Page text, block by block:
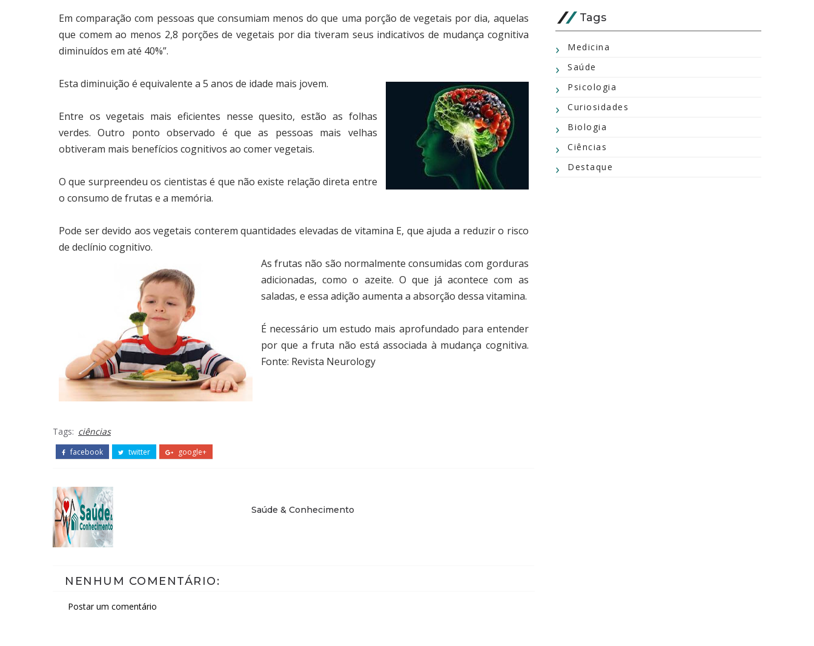
Em comparação com pessoas que consumiam menos do que uma porção de vegetais por dia, aquelas
que comem ao menos 2,8 porções de vegetais por dia tiveram seus indicativos de mudança cognitiva
diminuídos em até 40%”.
Esta diminuição é equivalente a 5 anos de idade mais jovem.
Entre os vegetais mais eficientes nesse quesito, estão as folhas
verdes. Outro ponto observado é que as pessoas mais velhas
obtiveram mais benefícios cognitivos ao comer vegetais.
O que surpreendeu os cientistas é que não existe relação direta entre
o consumo de frutas e a memória.
Pode ser devido aos vegetais conterem quantidades elevadas de vitamina E, que ajuda a reduzir o risco
de declínio cognitivo.
As frutas não são normalmente consumidas com gorduras
adicionadas, como o azeite. O que já acontece com as
saladas, e essa adição aumenta a absorção dessa vitamina.
É necessário um estudo mais aprofundado para entender
por que a fruta não está associada à mudança cognitiva.
Fonte: Revista Neurology
Tags: ciências
facebook twitter google+
Saúde & Conhecimento
NENHUM COMENTÁRIO:
Postar um comentário
Tags
Medicina
Saúde
Psicologia
Curiosidades
Biologia
Ciências
Destaque